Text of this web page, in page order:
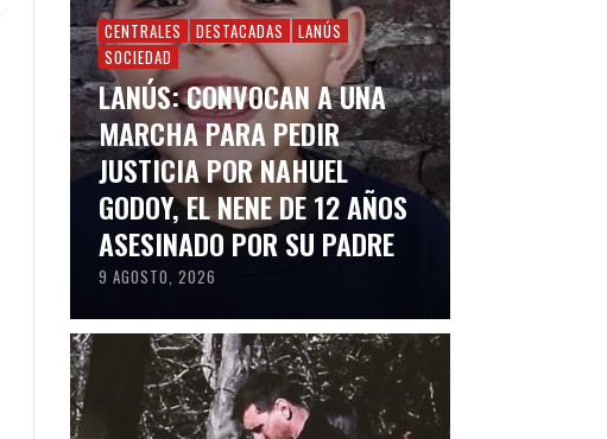
CENTRALES DESTACADAS
LANÚS
SOCIEDAD
LANÚS: CONVOCAN A UNA
MARCHA PARA PEDIR
JUSTICIA POR NAHUEL
GODOY, EL NENE DE 12 AÑOS
ASESINADO POR SU PADRE
9 AGOSTO, 2026